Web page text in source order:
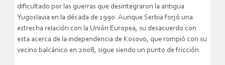
dificultado por las guerras que desintegraron la antigua
Yugoslavia en la década de 1990. Aunque Serbia forjó una
estrecha relación con la Unión Europea, su desacuerdo con
esta acerca de la independencia de Kosovo, que rompió con su
vecino balcánico en 2008, sigue siendo un punto de fricción.